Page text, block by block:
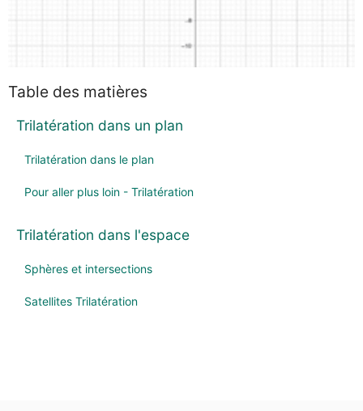
Table des matières
Trilatération dans un plan
Trilatération dans le plan
Pour aller plus loin - Trilatération
Trilatération dans l'espace
Sphères et intersections
Satellites Trilatération